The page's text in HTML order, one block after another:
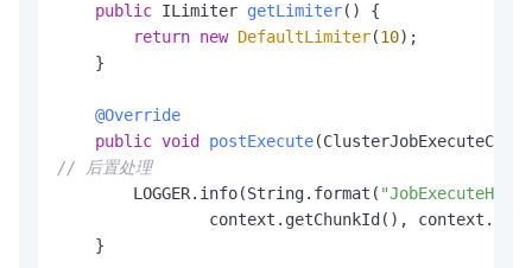
public ILimiter getLimiter()
{
return new DefaultLimiter(10);
    }
@Override
public void postExecute
// 后置处理
        LOGGER.info(String.format(
context.getChunkId(),
    }